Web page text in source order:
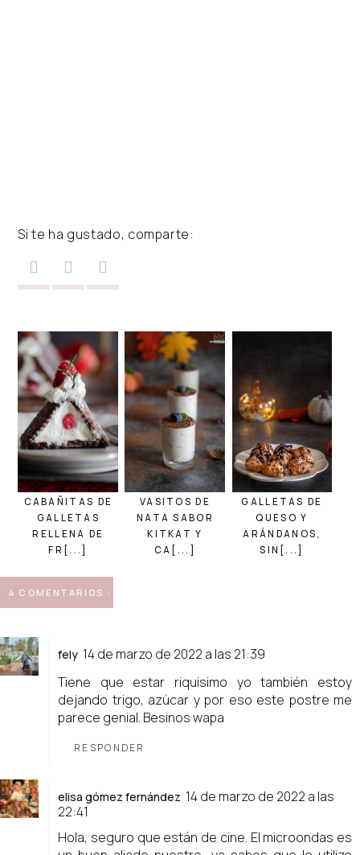
Si te ha gustado, comparte:
CABAÑITAS DE
GALLETAS
RELLENA DE
FR[...]
VASITOS DE
NATA SABOR
KITKAT Y
CA[...]
GALLETAS DE
QUESO Y
ARÁNDANOS,
SIN[...]
4 COMENTARIOS :
fely 14 de marzo de 2022 a las 21:39
Tiene que estar riquisimo yo también estoy
dejando trigo, azúcar y por eso este postre me
parece genial. Besinos wapa
RESPONDER
elisa gómez fernández 14 de marzo de 2022 a las
22:41
Hola, seguro que están de cine. El microondas es